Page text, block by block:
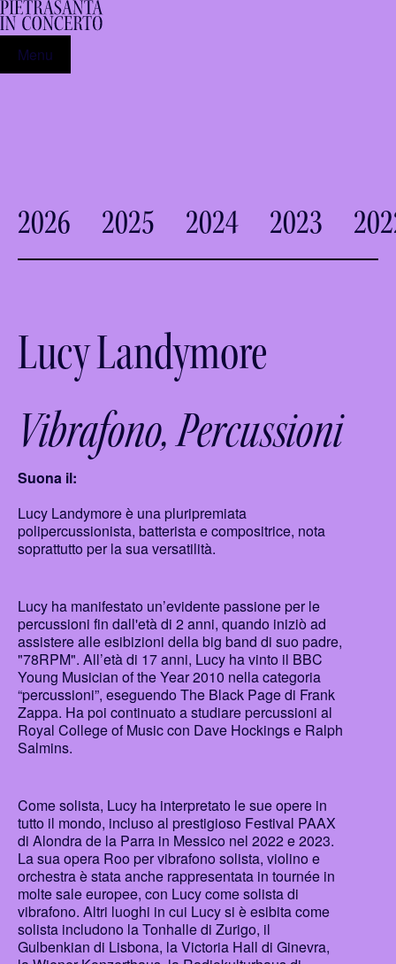
Menu
2026 2025 2024 2023
Lucy Landymore
Vibrafono Percussioni
Suona il:
Lucy Landymore è una pluripremiata
polipercussionista, batterista e compositrice, nota
soprattutto per la sua versatilità.
Lucy ha manifestato un’evidente passione per le
percussioni fin dall'età di 2 anni, quando iniziò ad
assistere alle esibizioni della big band di suo padre,
"78RPM". All’età di 17 anni, Lucy ha vinto il BBC
Young Musician of the Year 2010 nella categoria
“percussioni”, eseguendo The Black Page di Frank
Zappa. Ha poi continuato a studiare percussioni al
Royal College of Music con Dave Hockings e Ralph
Salmins.
Come solista, Lucy ha interpretato le sue opere in
tutto il mondo, incluso al prestigioso Festival PAAX
di Alondra de la Parra in Messico nel 2022 e 2023.
La sua opera Roo per vibrafono solista, violino e
orchestra è stata anche rappresentata in tournée in
molte sale europee, con Lucy come solista di
vibrafono. Altri luoghi in cui Lucy si è esibita come
solista includono la Tonhalle di Zurigo, il
Gulbenkian di Lisbona, la Victoria Hall di Ginevra,